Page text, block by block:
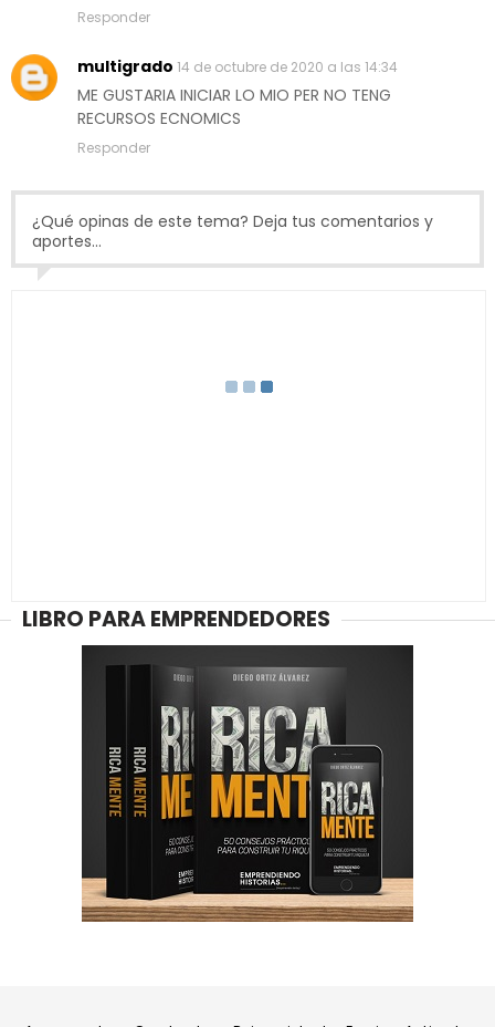
Responder
multigrado 14 de octubre de 2020 a las 14:34
ME GUSTARIA INICIAR LO MIO PER NO TENG
RECURSOS ECNOMICS
Responder
¿Qué opinas de este tema? Deja tus comentarios y
aportes...
LIBRO PARA EMPRENDEDORES